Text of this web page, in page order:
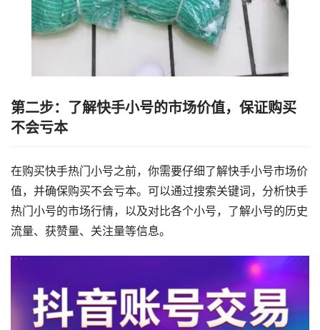
第二步：了解快手小号的市场价值，保证购买
不会亏本
在购买快手热门小号之前，你需要仔细了解快手小号市场价
值，并确保购买不会亏本。可以通过搜索关键词，分析快手
热门小号的市场行情，以及对比各个小号，了解小号的历史
流量、获赞量、关注量等信息。